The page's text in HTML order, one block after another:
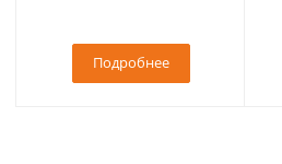
Подробнее